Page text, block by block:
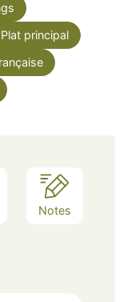
principal
Notes